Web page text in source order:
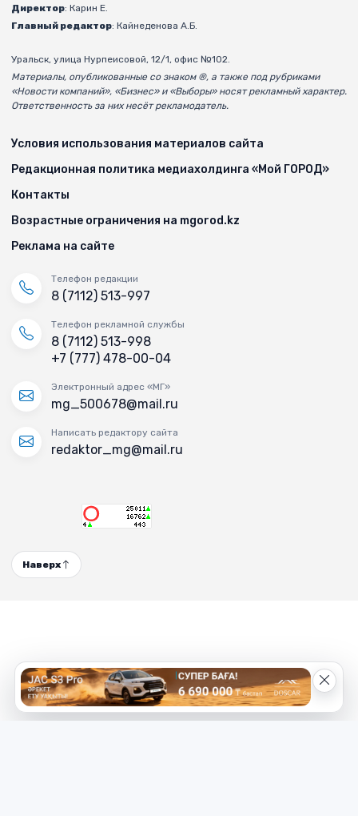
Директор: Карин Е.
Главный редактор: Кайнеденова А.Б.
Уральск, улица Нурпеисовой, 12/1, офис №102.
Материалы, опубликованные со знаком ®, а также под рубриками
«Новости компаний», «Бизнес» и «Выборы» носят рекламный характер.
Ответственность за них несёт рекламодатель.
Условия использования материалов сайта
Редакционная политика медиахолдинга «Мой ГОРОД»
Контакты
Возрастные ограничения на mgorod.kz
Реклама на сайте
Телефон редакции
8 (7112) 513-997
Телефон рекламной службы
8 (7112) 513-998
+7 (777) 478-00-04
Электронный адрес «МГ»
mg_500678@mail.ru
Написать редактору сайта
redaktor_mg@mail.ru
Наверх